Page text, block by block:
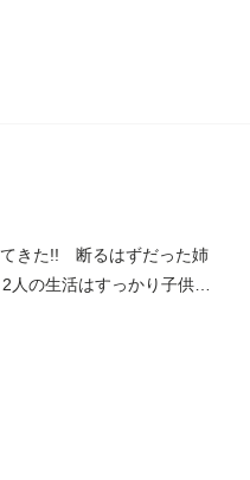
きた!! 断るはずだった姉
人の生活はすっかり子供